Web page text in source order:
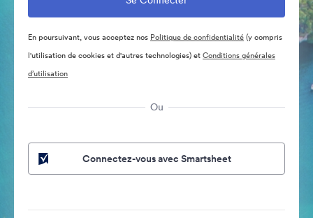
En poursuivant, vous acceptez nos Politique de confidentialité(y compris
l'utilisation de cookies et d'autres technologies) etConditions générales
d’utilisation
Ou
Connectez-vous avec Smartsheet